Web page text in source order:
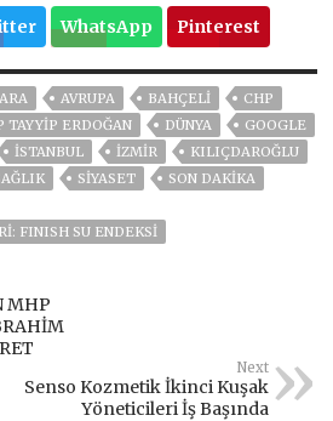
WhatsApp Pinterest
AVRUPA BAHÇELİ
CHP
TAYYIP ERDOĞAN
DÜNYA
GOOGLE
ISTANBUL İZMIR
KILIÇDAROĞLU
SİYASET
SON DAKIKA
FINISH SU ENDEKSİ
MHP
Next
Senso Kozmetik İkinci Kuşak
Yöneticileri İş Başında